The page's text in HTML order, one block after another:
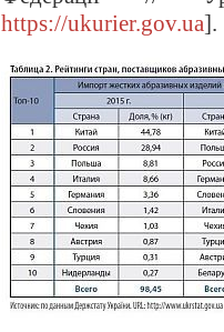
https://ukurier.gov.ua].